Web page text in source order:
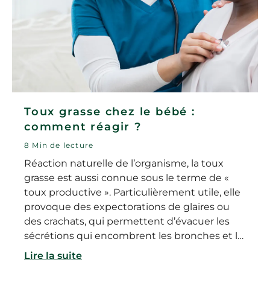
Toux grasse chez le bébé :
comment réagir ?
8 Min de lecture
Réaction naturelle de l’organisme, la toux
grasse est aussi connue sous le terme de «
toux productive ». Particulièrement utile, elle
provoque des expectorations de glaires ou
des crachats, qui permettent d’évacuer les
sécrétions qui encombrent les bronches et la
trachée. Fréquente chez les bébés et les
Lire la suite